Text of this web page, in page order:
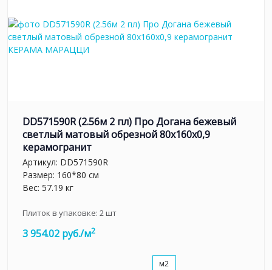
DD571590R (2.56м 2 пл) Про Догана бежевый
светлый матовый обрезной 80x160x0,9
керамогранит
Артикул: DD571590R
Размер: 160*80 см
Вес: 57.19 кг
Плиток в упаковке: 2шт
3 954.02 руб./м2
м2